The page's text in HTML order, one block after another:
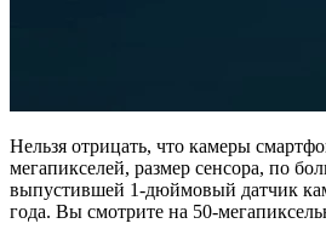
Нельзя отрицать, что камеры
мегапикселей, размер сенсора, по
выпустившей 1-дюймовый датчик
года. Вы смотрите на 50-